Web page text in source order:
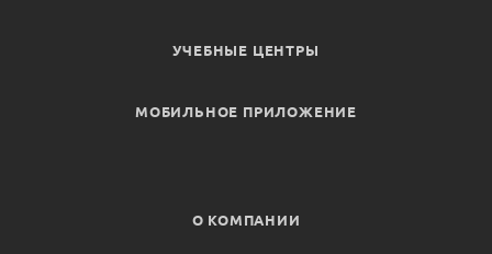
УЧЕБНЫЕ ЦЕНТРЫ
МОБИЛЬНОЕ ПРИЛОЖЕНИЕ
О КОМПАНИИ